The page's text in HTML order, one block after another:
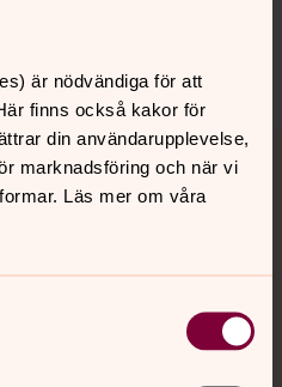
är nödvändiga för att
finns också kakor för
din användarupplevelse,
marknadsföring och när vi
Läs mer om våra